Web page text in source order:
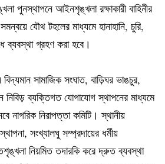
পুনস্থাপনে আইনশৃঙ্খলা রক্ষাকারী বাহিনীর
যৌথ টহলের মাধ্যমে হানাহানি, চুরি,
ব্যবস্থা গ্রহণ করা হবে।
সামাজিক সংঘাত, বাড়িঘর ভাঙচুর,
নিবিড় ব্যক্তিগত যোগাযোগ স্থাপনের মাধ্যমে
নাগরিক নিরাপত্তা কমিটি। স্থানীয়
সংখ্যালঘু সম্প্রদায়ের ধর্মীয়
নিয়মিত তদারকি করে দ্রুত ব্যবস্থা